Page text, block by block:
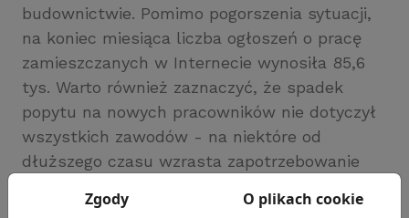
budownictwie. Pomimo pogorszenia sytuacji,
na koniec miesiąca liczba ogłoszeń o pracę
zamieszczanych w Internecie wynosiła 85,6
tys. Warto również zaznaczyć, że spadek
popytu na nowych pracowników nie dotyczył
wszystkich zawodów - na niektóre od
dłuższego czasu wzrasta zapotrzebowanie
Źródło: Biuro Inwestycji i Cykli Ekonomicznych
Zgody O plikach cookie